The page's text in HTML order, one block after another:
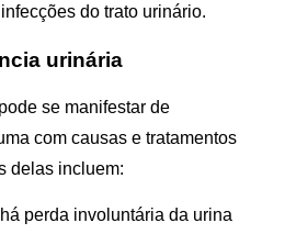
do trato urinário.
urinária
se manifestar de
com causas e tratamentos
delas incluem:
perda involuntária da urina